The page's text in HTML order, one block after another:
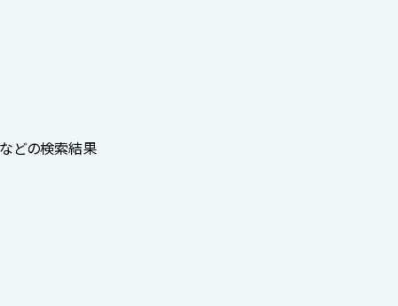
などの検索結果